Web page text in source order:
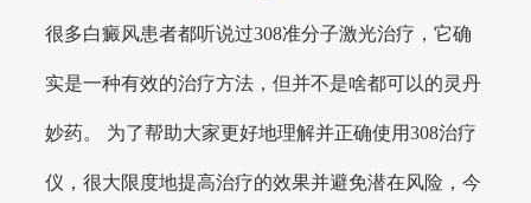
很多白癜风患者都听说过308准分子激光治疗，它确
实是一种有效的治疗方法，但并不是啥都可以的灵丹
妙药。 为了帮助大家更好地理解并正确使用308治疗
仪，很大限度地提高治疗的效果并避免潜在风险，今